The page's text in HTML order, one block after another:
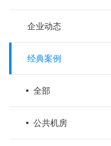
企业动态
经典案例
全部
公共机房